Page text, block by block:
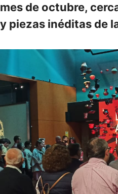
mes de octubre,
y piezas inéditas de